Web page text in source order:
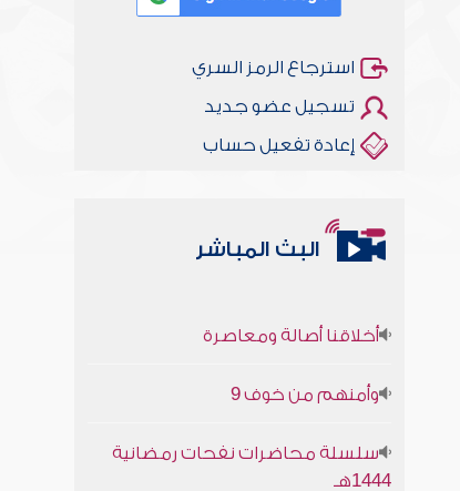
استرجاع الرمز السري
تسجيل عضو جديد
إعادة تفعيل حساب
البث المباشر
1444هـ